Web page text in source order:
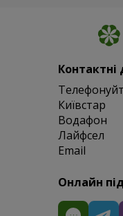
Контактні
Київстар
Водафон
Лайфсел
Email
Онлайн